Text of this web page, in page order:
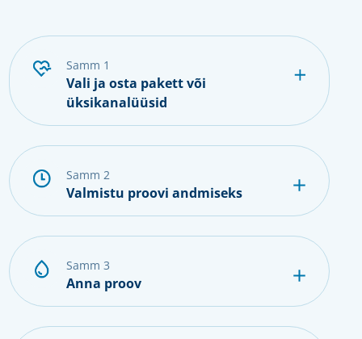
samm 1
Vali ja osta pakett või
üksikanalüüsid
samm 2
Valmistu proovi andmiseks
samm 3
Anna proov